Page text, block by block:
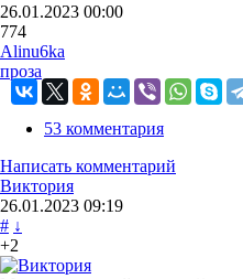
26.01.2023 00:00
774
Alinu6ka
проза
53 комментария
Написать комментарий
Виктория
26.01.2023 09:19
# ↓
+2